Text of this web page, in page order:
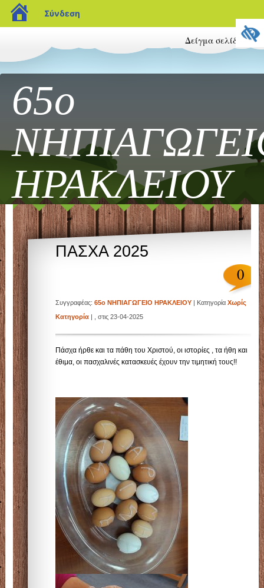
blogs.sch.gr
Σύνδεση
Δείγμα σελίδας
65ο
ΗΡΑΚΛΕΙΟΥ
Παίζω και δημιουργώ...
ΠΑΣΧΑ 2025
0
Συγγραφέας:65ο ΝΗΠΙΑΓΩΓΕΙΟ ΗΡΑΚΛΕΙΟΥ | ΚατηγορίαΧωρίς
Κατηγορία | , στις 23-04-2025
Πάσχα ήρθε και τα πάθη του Χριστού, οι ιστορίες , τα ήθη και
έθιμα, οι πασχαλινές κατασκευές έχουν την τιμητική τους!!